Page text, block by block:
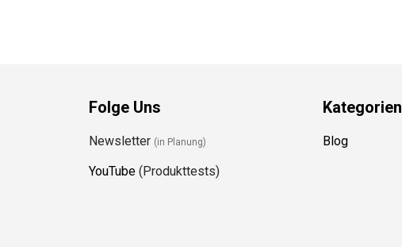
Folge Uns
Newsletter (in Planung)
YouTube (Produkttests)
Kategorien
Blog